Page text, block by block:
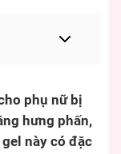
phụ nữ bị
hưng phấn,
này có đặc